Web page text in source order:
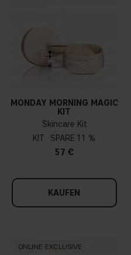
MONDAY MORNING MAGIC
KIT
Skincare Kit
KIT
11 %
57 €
KAUFEN
ONLINE EXCLUSIVE